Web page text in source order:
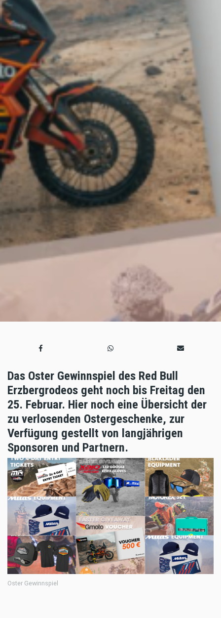
Das Oster Gewinnspiel des Red Bull
Erzbergrodeos geht noch bis Freitag den
25. Februar. Hier noch eine Übersicht der
zu verlosenden Ostergeschenke, zur
Verfügung gestellt von langjährigen
Sponsoren und Partnern.
Oster Gewinnspiel